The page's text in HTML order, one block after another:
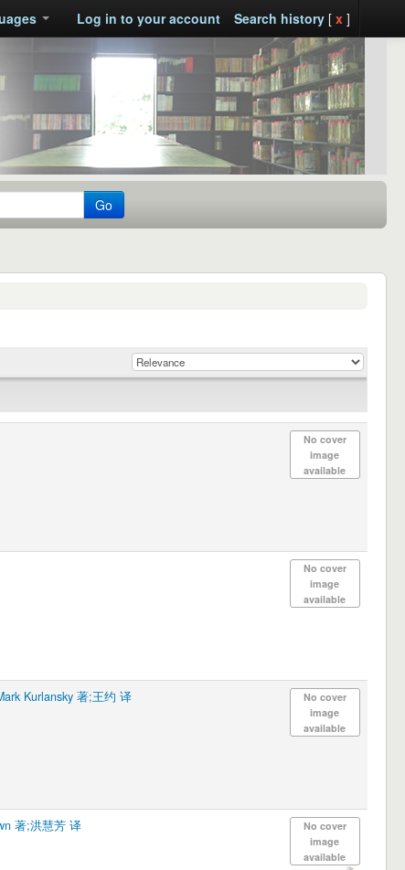
Log in to your account Search history[ x ]
Go
No cover
image
available
No cover
image
available
No cover
image
available
Kurlansky 著;王约 译
No cover
image
available
著;洪慧芳 译